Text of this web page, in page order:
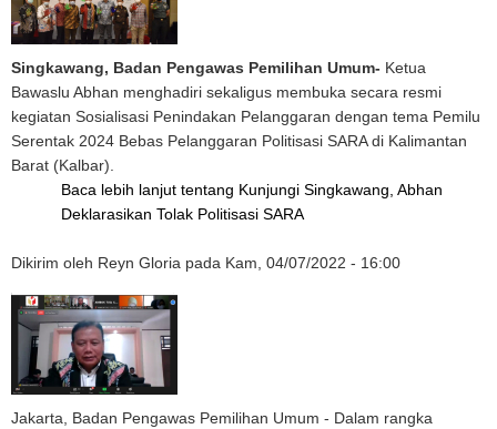
Singkawang, Badan Pengawas Pemilihan Umum- Ketua
Bawaslu Abhan menghadiri sekaligus membuka secara resmi
kegiatan Sosialisasi Penindakan Pelanggaran dengan tema Pemilu
Serentak 2024 Bebas Pelanggaran Politisasi SARA di Kalimantan
Barat (Kalbar).
Baca lebih lanjut tentang Kunjungi Singkawang, Abhan
Deklarasikan Tolak Politisasi SARA
Dikirim oleh Reyn Gloria pada Kam, 04/07/2022 - 16:00
Jakarta, Badan Pengawas Pemilihan Umum - Dalam rangka